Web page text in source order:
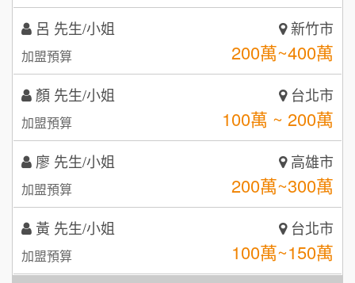
鼎威維修
7 88thai發發泰-泰式飯行家
8 呷尚寶
SHARE TEA歇腳亭
TEA TOP台灣第一味
呂 先生/小姐 新竹市
加盟預算 200萬~400萬
顏 先生/小姐 台北市
加盟預算 100萬 ~ 200萬
廖 先生/小姐 高雄市
加盟預算 200萬~300萬
黃 先生/小姐 台北市
加盟預算 100萬~150萬
【曉妍美妝】誠徵行政櫃檯
自助洗衣店誠徵代洗收送人員(台中市)
MUSHEN徵SPA美容芳療師
日十。早午食加盟說明會
拾鑶火鍋加盟說明會
全家加盟說明會